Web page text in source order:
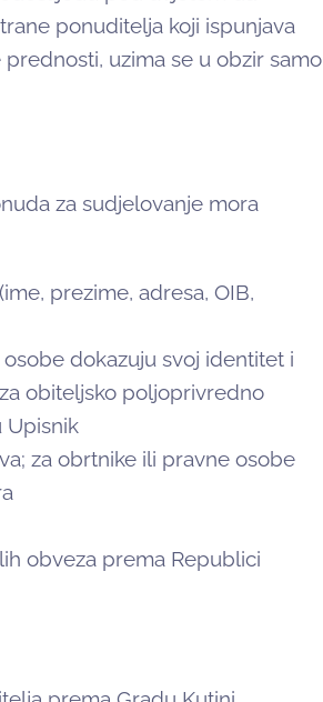
ponuditelja koji ispunjava
uzima se u obzir samo
za sudjelovanje mora
prezime, adresa, OIB,
dokazuju svoj identitet i
obiteljsko poljoprivredno
Upisnik
za obrtnike ili pravne osobe
obveza prema Republici